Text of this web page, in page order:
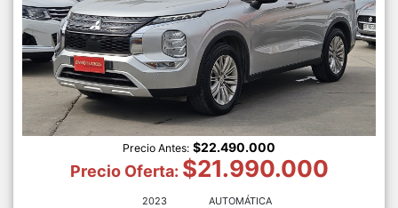
Precio Antes: $22.490.000
Precio Oferta: $21.990.000
2023
AUTOMÁTICA